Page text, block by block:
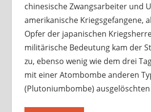
chinesische Zwangsarbeiter und
amerikanische Kriegsgefangene,
Opfer der japanischen
militärische Bedeutung kam der
zu, ebenso wenig wie dem drei
mit einer Atombombe anderen
(Plutoniumbombe) ausgelöschten